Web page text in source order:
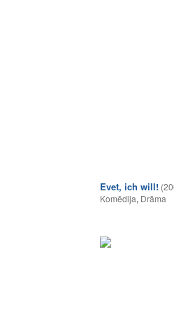
Evet, ich will!
Komēdija, Drāma